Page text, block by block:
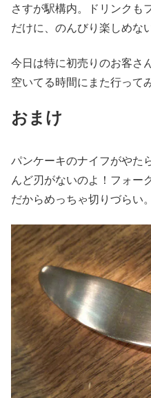
さすが駅構内。ドリンクも
だけに、のんびり楽しめな
今日は特に初売りのお客さ
空いてる時間にまた行って
おまけ
パンケーキのナイフがやた
んど刃がないのよ！フォー
だからめっちゃ切りづらい。